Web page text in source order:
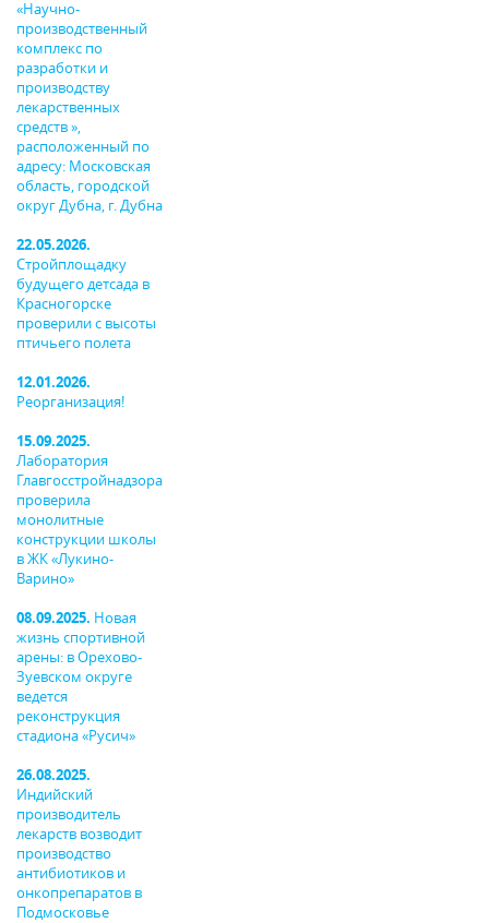
«Научно-
производственный
комплекс по
разработки и
производству
лекарственных
средств »,
расположенный по
адресу: Московская
область, городской
округ Дубна, г. Дубна
22.05.2026.
Стройплощадку
будущего детсада в
Красногорске
проверили с высоты
птичьего полета
12.01.2026.
Реорганизация!
15.09.2025.
Лаборатория
Главгосстройнадзора
проверила
монолитные
конструкции школы
в ЖК «Лукино-
Варино»
08.09.2025. Новая
жизнь спортивной
арены: в Орехово-
Зуевском округе
ведется
реконструкция
стадиона «Русич»
26.08.2025.
Индийский
производитель
лекарств возводит
производство
антибиотиков и
онкопрепаратов в
Подмосковье